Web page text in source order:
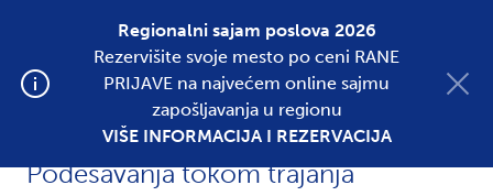
Regionalni sajam poslova 2026
Rezervišite svoje mesto po ceni RANE
PRIJAVE na najvećem online sajmu
zapošljavanja u regionu
VIŠE INFORMACIJA I REZERVACIJA
Postavite oglas
Podešavanja tokom trajanja